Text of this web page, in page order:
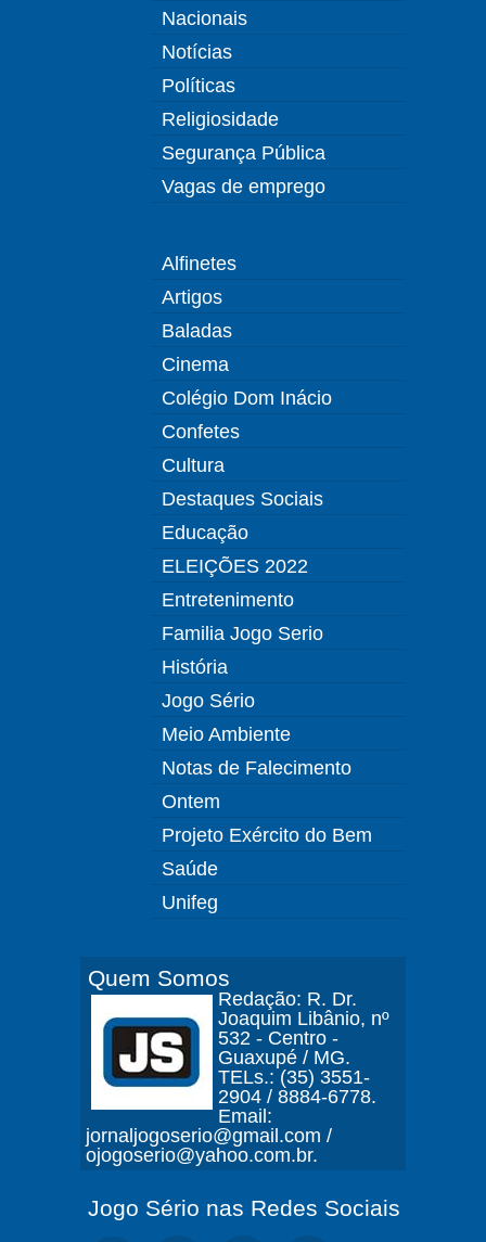
Nacionais
Notícias
Políticas
Religiosidade
Segurança Pública
Vagas de emprego
Alfinetes
Artigos
Baladas
Cinema
Colégio Dom Inácio
Confetes
Cultura
Destaques Sociais
Educação
ELEIÇÕES 2022
Entretenimento
Familia Jogo Serio
História
Jogo Sério
Meio Ambiente
Notas de Falecimento
Ontem
Projeto Exército do Bem
Saúde
Unifeg
Quem Somos
Redação: R. Dr.
Joaquim Libânio, nº
532 - Centro -
Guaxupé / MG.
TELs.: (35) 3551-
2904 / 8884-6778.
Email:
jornaljogoserio@gmail.com /
ojogoserio@yahoo.com.br.
Jogo Sério nas Redes Sociais